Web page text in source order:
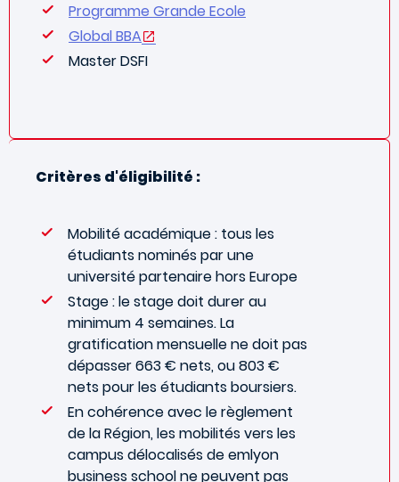
Programme Grande Ecole
Global BBA
Master DSFI
Critères d'éligibilité :
Mobilité académique : tous les
étudiants nominés par une
université partenaire hors Europe
Stage : le stage doit durer au
minimum 4 semaines. La
gratification mensuelle ne doit pas
dépasser 663 € nets, ou 803 €
nets pour les étudiants boursiers.
En cohérence avec le règlement
de la Région, les mobilités vers les
campus délocalisés de emlyon
business school ne peuvent pas